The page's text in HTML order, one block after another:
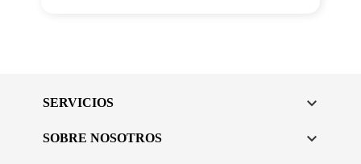
SERVICIOS 
SOBRE NOSOTROS 